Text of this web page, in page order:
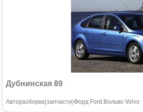
Дубнинская 89
Авторазборка(запчасти)Форд Ford.Вольво Volvo